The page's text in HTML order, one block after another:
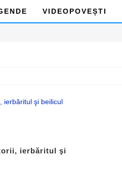
VIDEOPOVEȘTI
ierbăritul şi